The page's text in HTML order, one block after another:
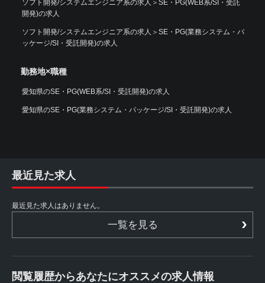
ソフト開発/システムエンジニア系の求人 ＞ SE・PG(WEB系/SI・受託
開発)の求人
ソフト開発/システムエンジニア系の求人 ＞ SE・PG(業務システム・パ
ッケージ/SI・受託開発)の求人
勤務地×職種
愛知県のSE・PG(WEB系/SI・受託開発)の求人
愛知県のSE・PG(業務システム・パッケージ/SI・受託開発)の求人
最近見た求人
最近見た求人はありません。
一覧を見る
閲覧履歴からあなたにオススメの求人情報